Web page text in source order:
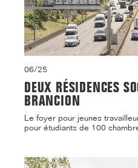
06/25
DEUX RÉSIDENCES
BRANCION
Le foyer pour jeunes
pour étudiants de 100